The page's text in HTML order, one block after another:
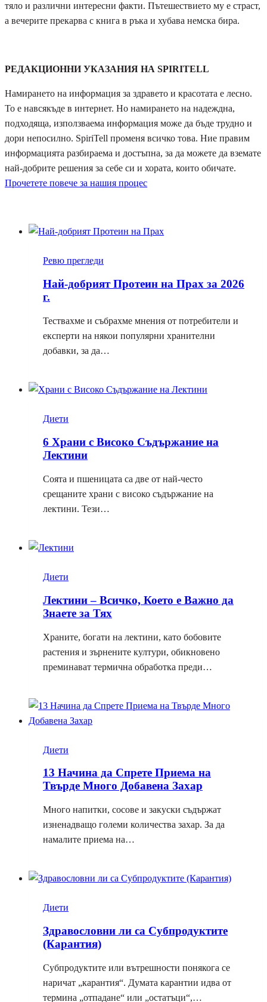
тяло и различни интересни факти. Пътешествието му е страст,
а вечерите прекарва с книга в ръка и хубава немска бира.
РЕДАКЦИОННИ УКАЗАНИЯ НА SPIRITELL
Намирането на информация за здравето и красотата е лесно.
То е навсякъде в интернет. Но намирането на надеждна,
подходяща, използваема информация може да бъде трудно и
дори непосилно. SpiriTell променя всичко това. Ние правим
информацията разбираема и достъпна, за да можете да вземате
най-добрите решения за себе си и хората, които обичате.
Прочетете повече за нашия процес
Ревю прегледи
Най-добрият Протеин на Прах за 2026
г.
Тествахме и събрахме мнения от потребители и
експерти на някои популярни хранителни
добавки, за да…
Диети
6 Храни с Високо Съдържание на
Лектини
Соята и пшеницата са две от най-често
срещаните храни с високо съдържание на
лектини. Тези…
Диети
Лектини – Всичко, Което е Важно да
Знаете за Тях
Храните, богати на лектини, като бобовите
растения и зърнените култури, обикновено
преминават термична обработка преди…
Диети
13 Начина да Спрете Приема на
Твърде Много Добавена Захар
Много напитки, сосове и закуски съдържат
изненадващо големи количества захар. За да
намалите приема на…
Диети
Здравословни ли са Субпродуктите
(Карантия)
Субпродуктите или вътрешности понякога се
наричат ​​„карантия“. Думата карантии идва от
термина „отпадане“ или „остатъци“,…